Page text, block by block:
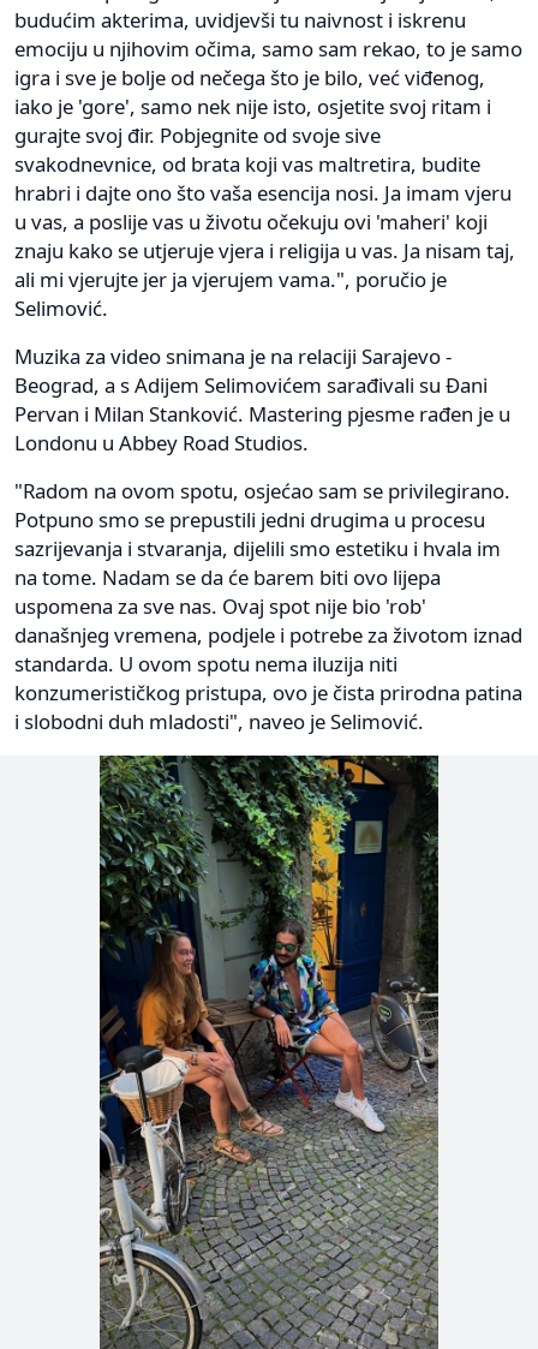
budućim akterima, uvidjevši tu naivnost i iskrenu
emociju u njihovim očima, samo sam rekao, to je samo
igra i sve je bolje od nečega što je bilo, već viđenog,
iako je 'gore', samo nek nije isto, osjetite svoj ritam i
gurajte svoj đir. Pobjegnite od svoje sive
svakodnevnice, od brata koji vas maltretira, budite
hrabri i dajte ono što vaša esencija nosi. Ja imam vjeru
u vas, a poslije vas u životu očekuju ovi 'maheri' koji
znaju kako se utjeruje vjera i religija u vas. Ja nisam taj,
ali mi vjerujte jer ja vjerujem vama.", poručio je
Selimović.
Muzika za video snimana je na relaciji Sarajevo -
Beograd, a s Adijem Selimovićem sarađivali su Đani
Pervan i Milan Stanković. Mastering pjesme rađen je u
Londonu u Abbey Road Studios.
"Radom na ovom spotu, osjećao sam se privilegirano.
Potpuno smo se prepustili jedni drugima u procesu
sazrijevanja i stvaranja, dijelili smo estetiku i hvala im
na tome. Nadam se da će barem biti ovo lijepa
uspomena za sve nas. Ovaj spot nije bio 'rob'
današnjeg vremena, podjele i potrebe za životom iznad
standarda. U ovom spotu nema iluzija niti
konzumerističkog pristupa, ovo je čista prirodna patina
i slobodni duh mladosti", naveo je Selimović.